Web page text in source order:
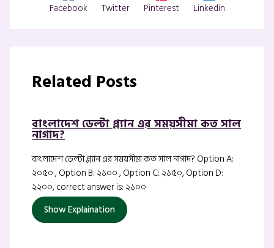
Facebook Twitter Pinterest Linkedin
Related Posts
বাংলাদেশ ডেল্টা প্ল্যান এর সময়সীমা কত সাল
নাগাদ?
বাংলাদেশ ডেল্টা প্ল্যান এর সময়সীমা কত সাল নাগাদ? Option A:
২০৫০ , Option B: ২১০০ , Option C: ২১৫০, Option D:
২২০০, correct answer is: ২১০০
Show Explaination